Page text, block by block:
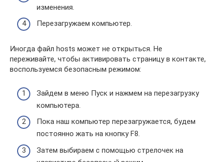
изменения.
Перезагружаем компьютер.
Иногда файл hosts может не открыться. Не
переживайте, чтобы активировать страницу в контакте,
воспользуемся безопасным режимом:
Зайдем в меню Пуск и нажмем на перезагрузку
компьютера.
Пока наш компьютер перезагружается, будем
постоянно жать на кнопку F8.
Затем выбираем с помощью стрелочек на